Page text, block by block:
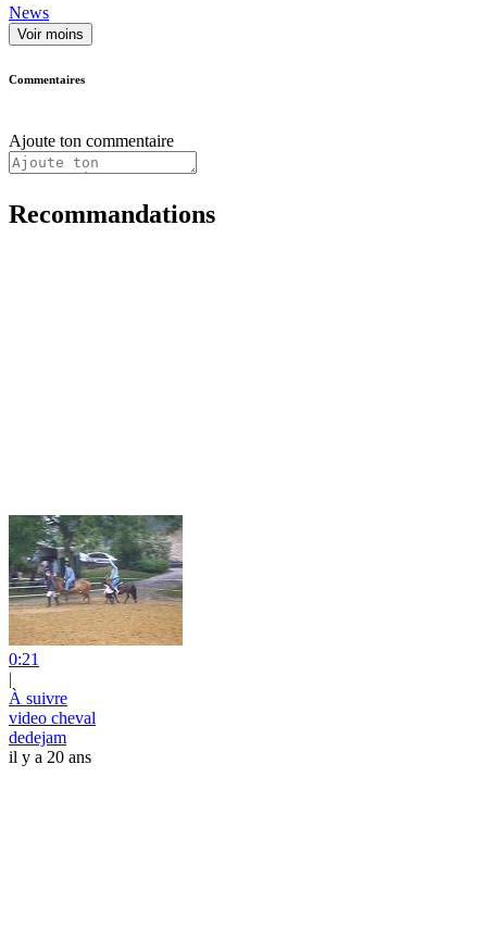
News
Voir moins
Commentaires
Ajoute ton commentaire
Recommandations
0:21
|
À suivre
video cheval
dedejam
il y a 20 ans